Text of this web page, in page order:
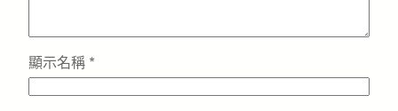
顯示名稱 *